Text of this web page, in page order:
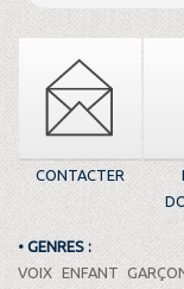
CONTACTER
• GENRES :
VOIX ENFANT